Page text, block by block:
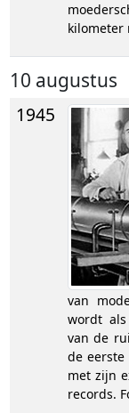
kilometer
10 augustus
1945
van
wordt
van de
de
met zijn
records.